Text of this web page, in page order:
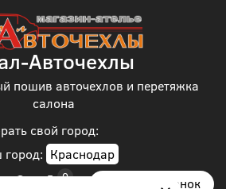
свой город:
Краснодар
Авточехлы
пошив авточехлов и перетяжка
салона
Заказать звонок